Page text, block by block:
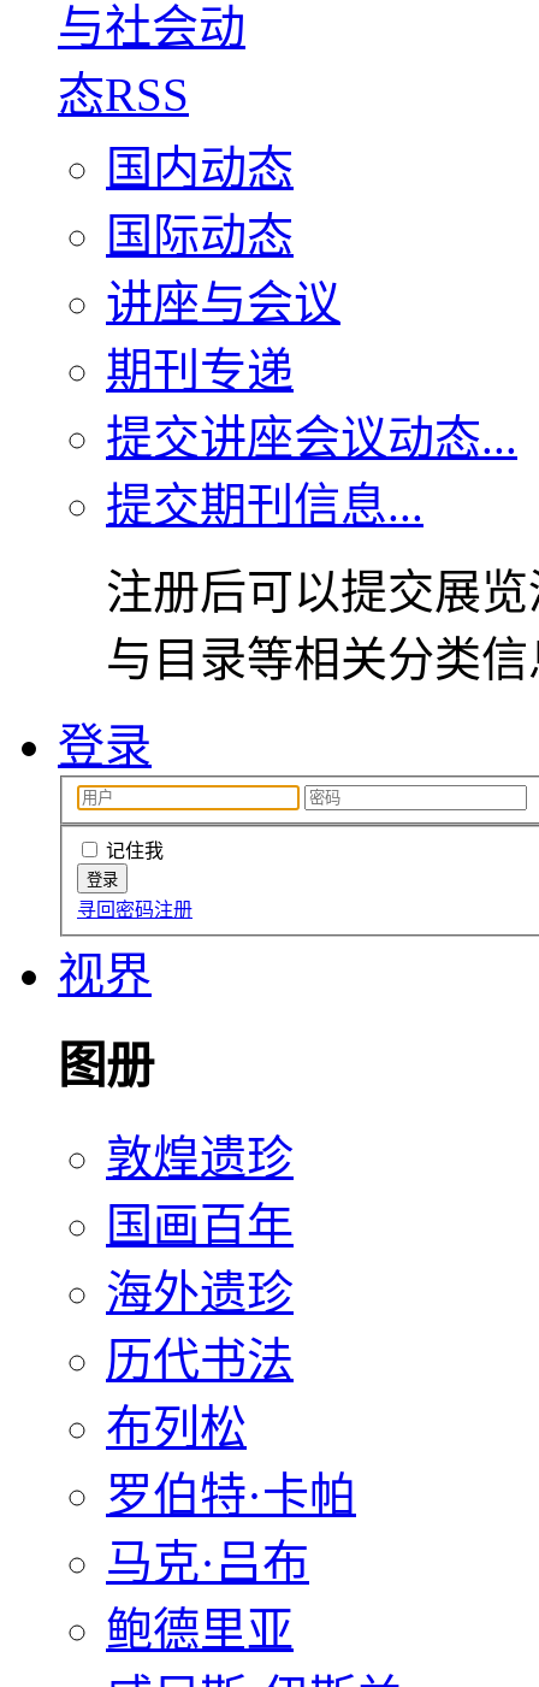
国内动态
国际动态
讲座与会议
期刊专递
提交讲座会议动态...
提交期刊信息...
注册后可以提交展
与目录等相关分类
登录
记住我
寻回密码注册
视界
图册
敦煌遗珍
国画百年
海外遗珍
历代书法
布列松
罗伯特·卡帕
马克·吕布
鲍德里亚